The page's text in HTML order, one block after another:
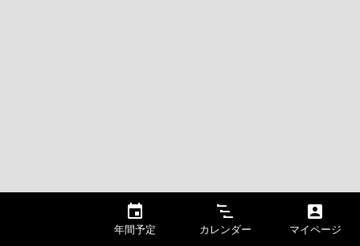
年間予定 カレンダー マイページ